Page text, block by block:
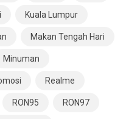
Kuala Lumpur
Makan Tengah Hari
Minuman
Realme
RON95 RON97